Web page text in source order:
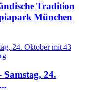
Tradition
München
24.